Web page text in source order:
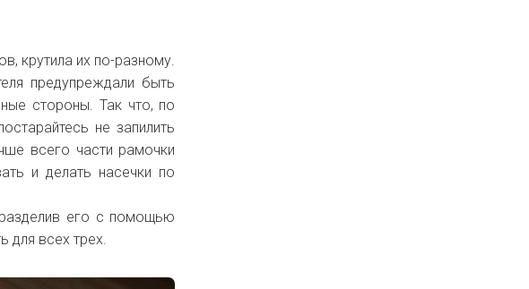
крутила их по-разному.
предупреждали быть
стороны. Так что, по
не запилить
всего части рамочки
и делать насечки по
его с помощью
для всех трех.